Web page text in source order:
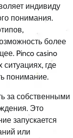
индивиду
понимания.
более
Pinco casino
где
понимание.
за собственными
Это
запускается
или